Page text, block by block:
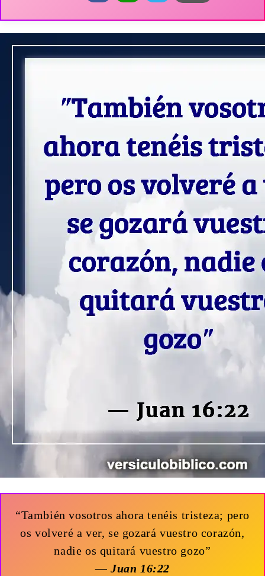
“También vosotros ahora tenéis tristeza; pero
os volveré a ver, se gozará vuestro corazón,
nadie os quitará vuestro gozo”
— Juan 16:22